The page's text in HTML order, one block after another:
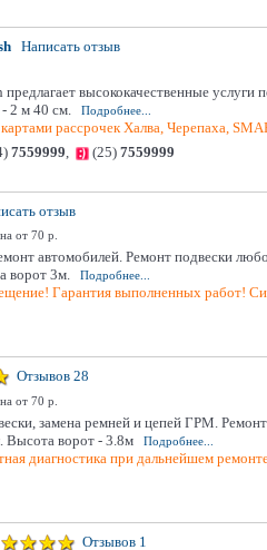
Написать отзыв
высококачественные
2 м 40 см.
Подробнее...
рассрочек Халва, Черепаха,
7559999, (25) 7559999
отзыв
от 70 р.
автомобилей. Ремонт подвески
ворот 3м.
Подробнее...
Гарантия выполненных работ!
Отзывов 28
от 70 р.
замена ремней и цепей ГРМ.
Высота ворот - 3.8м
Подробнее...
диагностика при дальнейшем
Отзывов 1